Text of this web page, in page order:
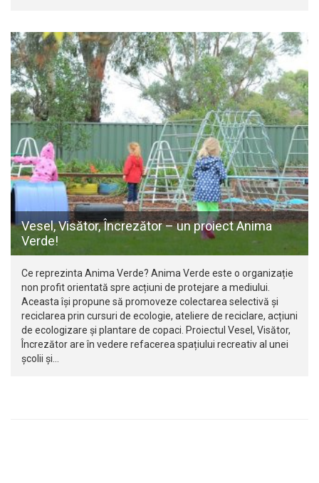
Vesel, Visător, Încrezător – un proiect Anima
Verde!
Ce reprezinta Anima Verde? Anima Verde este o organizație
non profit orientată spre acțiuni de protejare a mediului.
Aceasta își propune să promoveze colectarea selectivă și
reciclarea prin cursuri de ecologie, ateliere de reciclare, acțiuni
de ecologizare și plantare de copaci. Proiectul Vesel, Visător,
Încrezător are în vedere refacerea spațiului recreativ al unei
școlii și…